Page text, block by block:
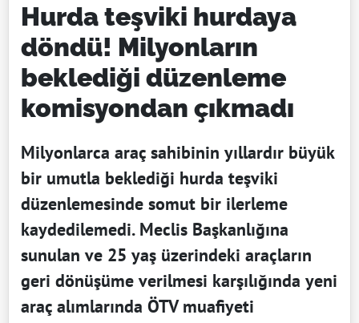
Hurda teşviki hurdaya
döndü! Milyonların
beklediği düzenleme
komisyondan çıkmadı
Milyonlarca araç sahibinin yıllardır büyük
bir umutla beklediği hurda teşviki
düzenlemesinde somut bir ilerleme
kaydedilemedi. Meclis Başkanlığına
sunulan ve 25 yaş üzerindeki araçların
geri dönüşüme verilmesi karşılığında yeni
araç alımlarında ÖTV muafiyeti